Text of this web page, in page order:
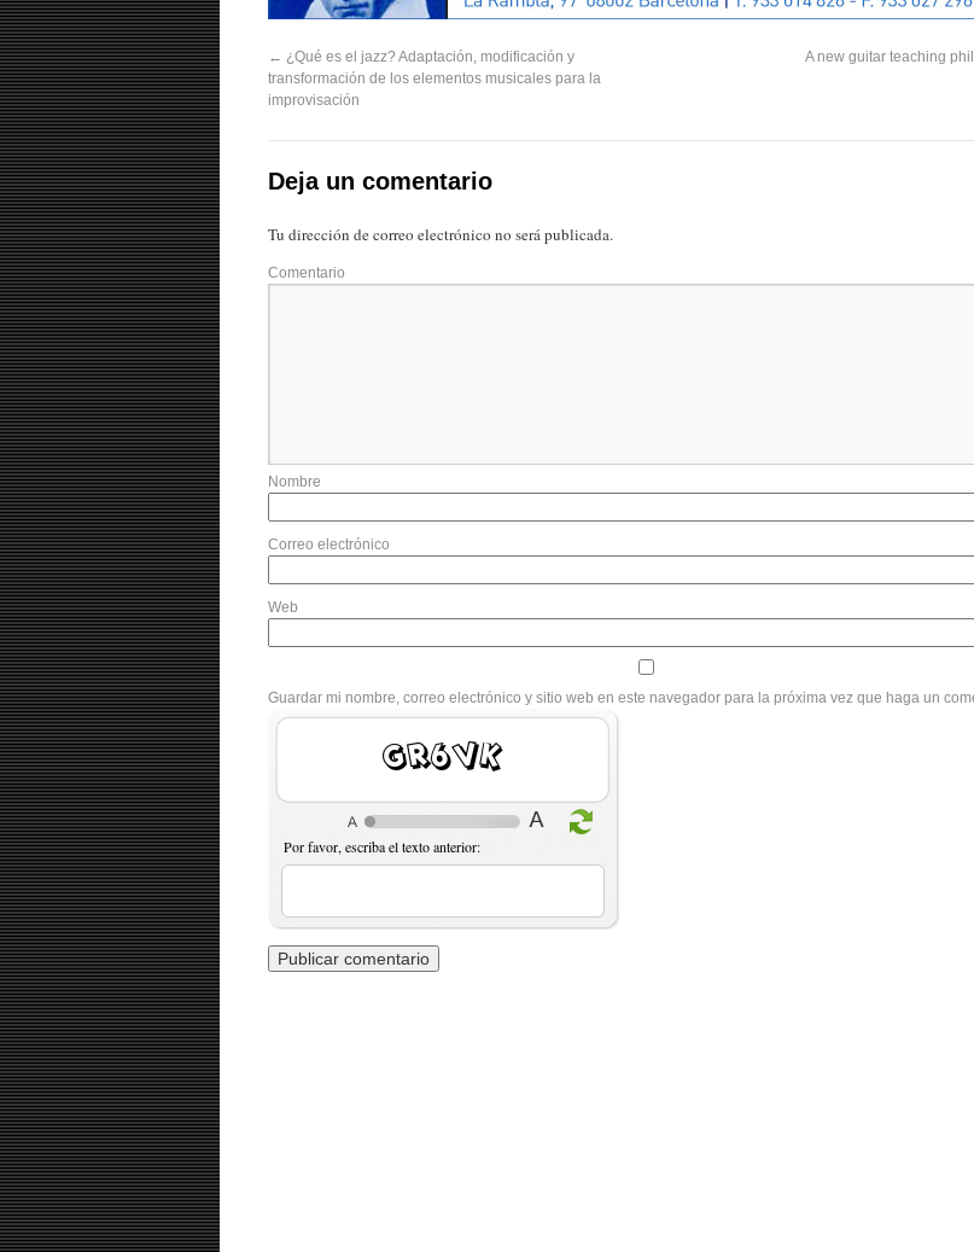
← ¿Qué es el jazz? Adaptación, modificación y
transformación de los elementos musicales para la
improvisación
A new guitar teaching
Deja un comentario
Tu dirección de correo electrónico no será publicada.
Comentario
Nombre
Correo electrónico
Web
Guardar mi nombre, correo electrónico y sitio web en este navegador para la próxima vez que haga un
Rdrk7
Por favor, escriba el texto anterior: